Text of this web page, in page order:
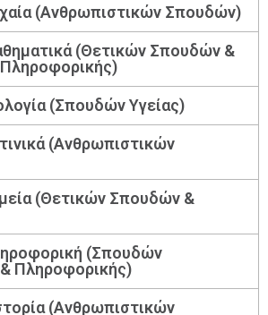
(Ανθρωπιστικών Σπουδών)
(Θετικών Σπουδών &
(Σπουδών Υγείας)
(Ανθρωπιστικών
(Θετικών Σπουδών &
(Σπουδών
Πληροφορικής)
(Ανθρωπιστικών